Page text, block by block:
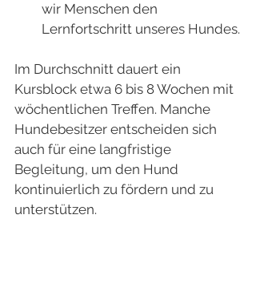
wir Menschen den
Lernfortschritt unseres Hundes.
Im Durchschnitt dauert ein
Kursblock etwa 6 bis 8 Wochen mit
wöchentlichen Treffen. Manche
Hundebesitzer entscheiden sich
auch für eine langfristige
Begleitung, um den Hund
kontinuierlich zu fördern und zu
unterstützen.